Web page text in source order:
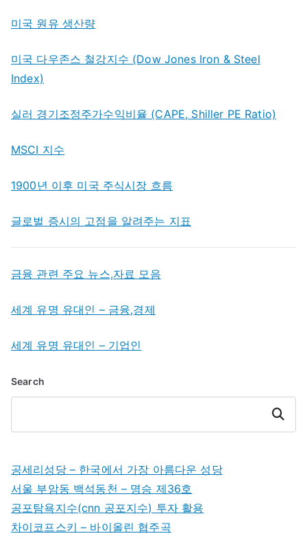
미국 원유 생산량
미국 다우존스 철강지수 (Dow Jones Iron & Steel
Index)
실러 경기조정주가수익비율 (CAPE, Shiller PE Ratio)
MSCI 지수
1900년 이후 미국 주식시장 흐름
글로벌 증시의 고점을 알려주는 지표
금융 관련 주요 뉴스,자료 모음
세계 유명 유대인 – 금융,경제
세계 유명 유대인 – 기업인
Search
Search
공세리성당 – 한국에서 가장 아름다운 성당
서울 부암동 백석동천 – 명승 제36호
공포탐욕지수(cnn 공포지수) 투자 활용
차이코프스키 – 바이올린 협주곡